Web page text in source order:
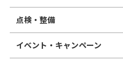
点検・整備
イベント・キャンペーン